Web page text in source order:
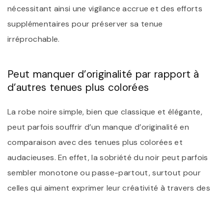
nécessitant ainsi une vigilance accrue et des efforts
supplémentaires pour préserver sa tenue
irréprochable.
Peut manquer d’originalité par rapport à
d’autres tenues plus colorées
La robe noire simple, bien que classique et élégante,
peut parfois souffrir d’un manque d’originalité en
comparaison avec des tenues plus colorées et
audacieuses. En effet, la sobriété du noir peut parfois
sembler monotone ou passe-partout, surtout pour
celles qui aiment exprimer leur créativité à travers des